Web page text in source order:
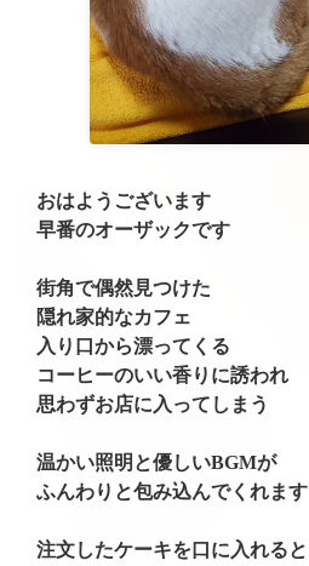
おはようございます
早番のオーザックです
街角で偶然見つけた
隠れ家的なカフェ
入り口から漂ってくる
コーヒーのいい香りに誘われ
思わずお店に入ってしまう
温かい照明と優しいBGMが
ふんわりと包み込んでくれます
注文したケーキを口に入れると